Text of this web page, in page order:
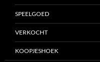
SPEELGOED
VERKOCHT
KOOPJESHOEK